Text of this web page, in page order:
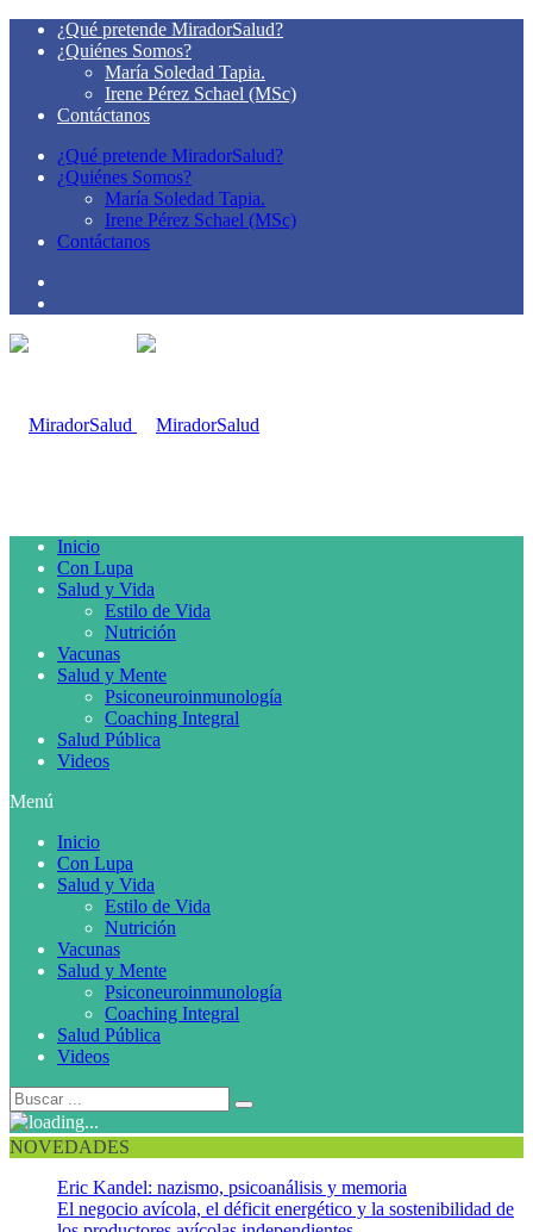
¿Qué pretende MiradorSalud?
¿Quiénes Somos?
María Soledad Tapia.
Irene Pérez Schael (MSc)
Contáctanos
¿Qué pretende MiradorSalud?
¿Quiénes Somos?
María Soledad Tapia.
Irene Pérez Schael (MSc)
Contáctanos
Inicio
Con Lupa
Salud y Vida
Estilo de Vida
Nutrición
Vacunas
Salud y Mente
Psiconeuroinmunología
Coaching Integral
Salud Pública
Videos
Menú
Inicio
Con Lupa
Salud y Vida
Estilo de Vida
Nutrición
Vacunas
Salud y Mente
Psiconeuroinmunología
Coaching Integral
Salud Pública
Videos
NOVEDADES
Eric Kandel: nazismo, psicoanálisis y memoria
El negocio avícola, el déficit energético y la sostenibilidad de